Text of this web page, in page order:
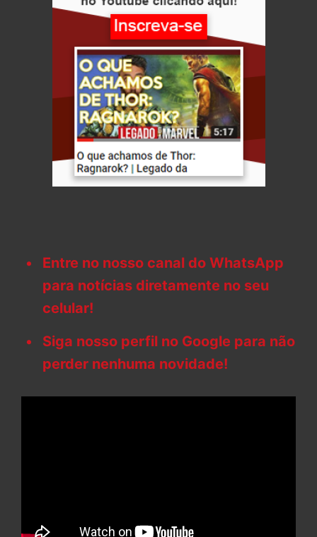
Entre no nosso canal do WhatsApp
para notícias diretamente no seu
celular!
Siga nosso perfil no Google para não
perder nenhuma novidade!